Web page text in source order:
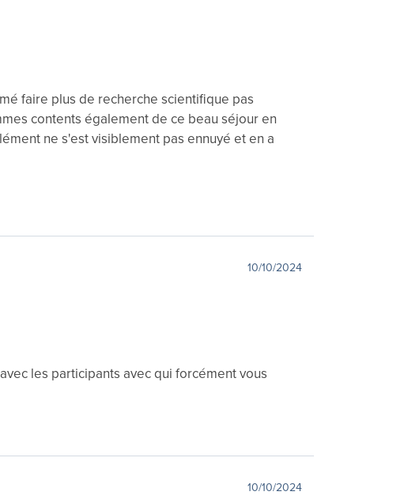
faire plus de recherche scientifique pas
contents également de ce beau séjour en
ne s'est visiblement pas ennuyé et en a
10/10/2024
les participants avec qui forcément vous
10/10/2024